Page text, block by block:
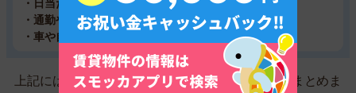
・日当たりは良いか
・通勤や通学の利便性は良いか
・車や自転車は駐車できるか
上記には、内見当日にチェックすべきポイントをまとめま